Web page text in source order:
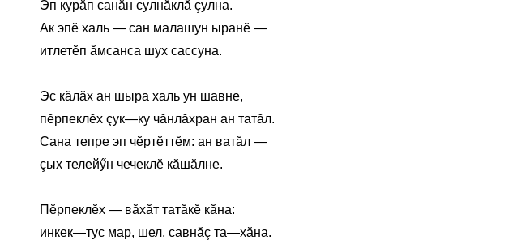
Эп курăп санăн сулнăклă çулна.
Ак эпĕ халь — сан малашун ыранĕ —
итлетĕп ăмсанса шух сассуна.
Эс кăлăх ан шыра халь ун шавне,
пĕрпеклĕх çук—ку чăнлăхран ан татăл.
Сана тепре эп чĕртĕттĕм: ан ватăл —
çых телейӳн чечеклĕ кăшăлне.
Пĕрпеклĕх — вăхăт татăкĕ кăна:
инкек—тус мар, шел, савнăç та—хăна.